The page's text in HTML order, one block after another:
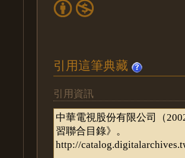
引用這筆典藏
引用資訊